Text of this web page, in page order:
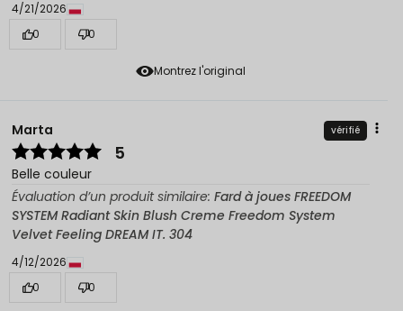
Montrez l'original
4/21/2026
0
0
Marta vérifié
5
Belle couleur
Évaluation d’un produit similaire: Fard à joues FREEDOM
SYSTEM Radiant Skin Blush Creme Freedom System
Velvet Feeling DREAM IT. 304
4/12/2026
0
0